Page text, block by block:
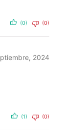
(0) (0)
2024
(1) (0)